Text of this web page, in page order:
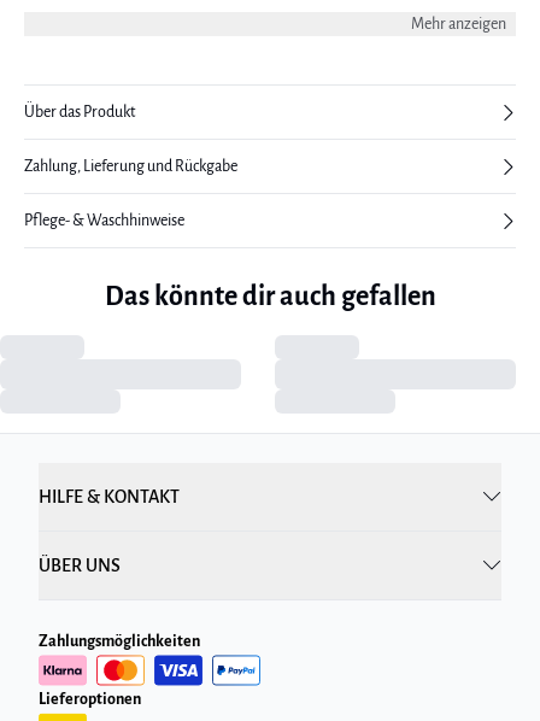
Gelegenheiten. Das Modell ist 176 cm groß und trägt eine Größe 36.
Mehr anzeigen
Über das Produkt
Zahlung, Lieferung und Rückgabe
Pflege- & Waschhinweise
Das könnte dir auch gefallen
HILFE & KONTAKT
ÜBER UNS
Zahlungsmöglichkeiten
Lieferoptionen